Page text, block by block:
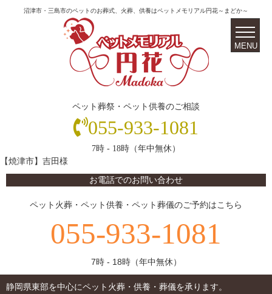
沼津市・三島市のペットのお葬式、火葬、供養はペットメモリアル円花～まどか～
ペット葬祭・ペット供養のご相談
055-933-1081
7時 - 18時（年中無休）
【焼津市】吉田様
お電話でのお問い合わせ
ペット火葬・ペット供養・ペット葬儀のご予約はこちら
055-933-1081
7時 - 18時（年中無休）
静岡県東部を中心にペット火葬・供養・葬儀を承ります。